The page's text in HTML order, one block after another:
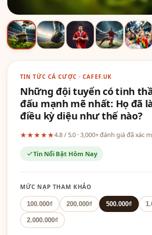
TIN TỨC CÁ CƯỢC · CAFEF.UK
Những đội tuyển có tinh
đấu mạnh mẽ nhất: Họ đã
điều kỳ diệu như thế nào?
★★★★★4.8 / 5.0 · 3,000+ đánh giá đã xác
Tin Nổi Bật Hôm Nay
MỨC NẠP THAM KHẢO
100.000₫ 200.000₫ 500.000₫
2.000.000₫